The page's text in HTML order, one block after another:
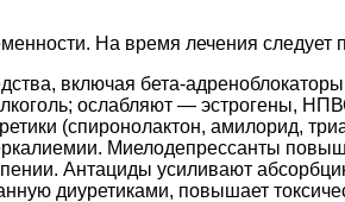
На время лечения следует
включая бета-
ослабляют — эстрогены,
(спиронолактон, амилорид,
Миелодепрессанты
Антациды усиливают
диуретиками, повышает